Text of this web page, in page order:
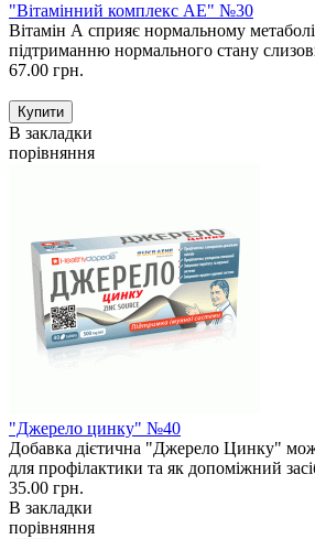
"Вітамінний комплекс АЕ" №30
Вітамін А сприяє нормальному
підтриманню нормального стану
67.00 грн.
В закладки
порівняння
"Джерело цинку" №40
Добавка дієтична "Джерело Цинку"
для профілактики та як допоміжний
35.00 грн.
В закладки
порівняння